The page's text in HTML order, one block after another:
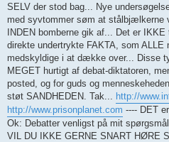
SELV der stod bag... Nye
med syvtommer søm at stålbjælkerne
INDEN bomberne gik af... Det er
direkte undertrykte FAKTA, som ALLE
medskyldige i at dække over... Disse
MEGET hurtigt af debat-diktatoren,
posted, og for guds og
støt SANDHEDEN. Tak...
http://
http://www.prisonplanet.com ---- DET
Ok: Debatter venligst på mit
VIL DU IKKE GERNE SNART HØRE